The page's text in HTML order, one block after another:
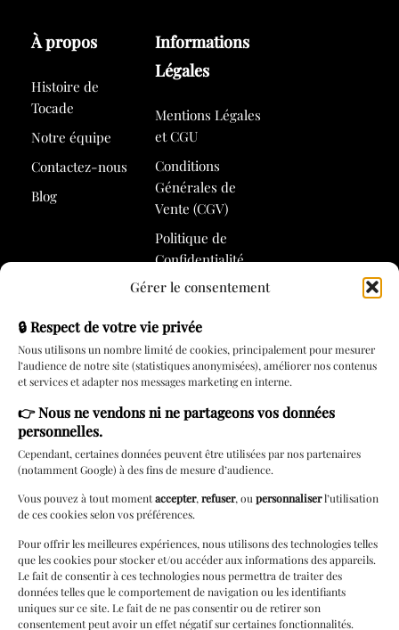
Gérer le consentement
🔒 Respect de votre vie privée
Nous utilisons un nombre limité de cookies, principalement pour mesurer
l’audience de notre site (statistiques anonymisées), améliorer nos contenus
et services et adapter nos messages marketing en interne.
👉Nous ne vendons ni ne partageons vos données
personnelles.
Cependant, certaines données peuvent être utilisées par nos partenaires
(notamment Google) à des fins de mesure d’audience.
Vous pouvez à tout momentaccepter,refuser, oupersonnaliserl’utilisation
de ces cookies selon vos préférences.
Pour offrir les meilleures expériences, nous utilisons des technologies telles
que les cookies pour stocker et/ou accéder aux informations des appareils.
Le fait de consentir à ces technologies nous permettra de traiter des
données telles que le comportement de navigation ou les identifiants
uniques sur ce site. Le fait de ne pas consentir ou de retirer son
consentement peut avoir un effet négatif sur certaines fonctionnalités.
À propos
Histoire de
Tocade
Notre équipe
Contactez-nous
Blog
Informations
Légales
Mentions Légales
et CGU
Conditions
Générales de
Vente (CGV)
Politique de
Confidentialité
Politique de
Services
Rendez-vous
Carte cadeau
Lingerie à
domicile
Cérémonie
Paiements 3/4 fois
Programme de